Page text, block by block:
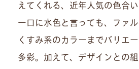
えてくれる、近年人気の色合い
一口に水色と言っても、ファ
くすみ系のカラーまでバリエ
多彩。加えて、デザインとの